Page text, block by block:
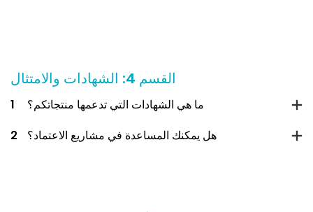
القسم 4: الشهادات والامتثال
1
ما هي الشهادات التي تدعمها منتجاتكم؟
2
هل يمكنك المساعدة في مشاريع الاعتماد؟